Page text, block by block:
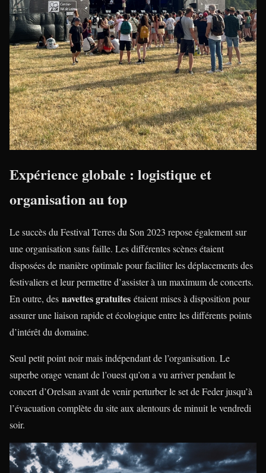
Expérience globale : logistique et
organisation au top
Le succès du Festival Terres du Son 2023 repose également sur
une organisation sans faille. Les différentes scènes étaient
disposées de manière optimale pour faciliter les déplacements des
festivaliers et leur permettre d’assister à un maximum de concerts.
En outre, des navettes gratuites étaient mises à disposition pour
assurer une liaison rapide et écologique entre les différents points
d’intérêt du domaine.
Seul petit point noir mais indépendant de l’organisation. Le
superbe orage venant de l’ouest qu’on a vu arriver pendant le
concert d’Orelsan avant de venir perturber le set de Feder jusqu’à
l’évacuation complète du site aux alentours de minuit le vendredi
soir.